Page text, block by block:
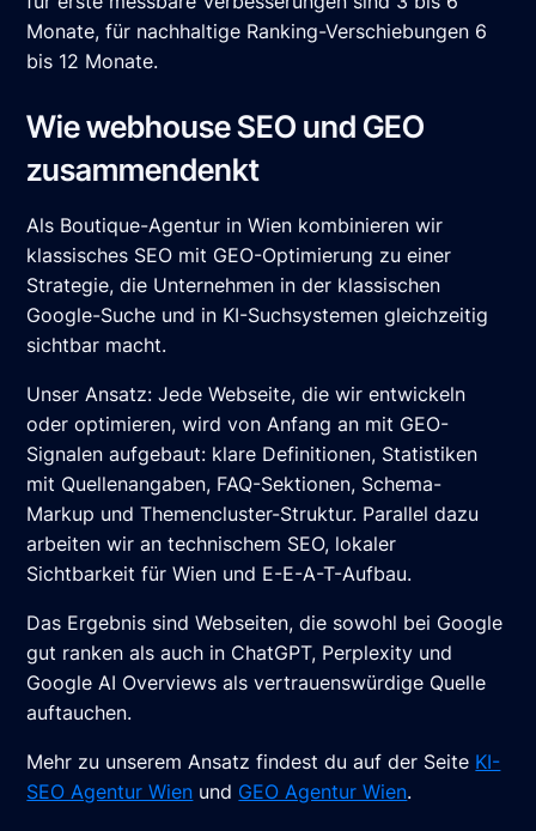
Monate, für nachhaltige Ranking-Verschiebungen 6
bis 12 Monate.
Wie webhouse SEO und GEO
zusammendenkt
Als Boutique-Agentur in Wien kombinieren wir
klassisches SEO mit GEO-Optimierung zu einer
Strategie, die Unternehmen in der klassischen
Google-Suche und in KI-Suchsystemen gleichzeitig
sichtbar macht.
Unser Ansatz: Jede Webseite, die wir entwickeln
oder optimieren, wird von Anfang an mit GEO-
Signalen aufgebaut: klare Definitionen, Statistiken
mit Quellenangaben, FAQ-Sektionen, Schema-
Markup und Themencluster-Struktur. Parallel dazu
arbeiten wir an technischem SEO, lokaler
Sichtbarkeit für Wien und E-E-A-T-Aufbau.
Das Ergebnis sind Webseiten, die sowohl bei Google
gut ranken als auch in ChatGPT, Perplexity und
Google AI Overviews als vertrauenswürdige Quelle
auftauchen.
Mehr zu unserem Ansatz findest du auf der Seite KI-
SEO Agentur Wien und GEO Agentur Wien.